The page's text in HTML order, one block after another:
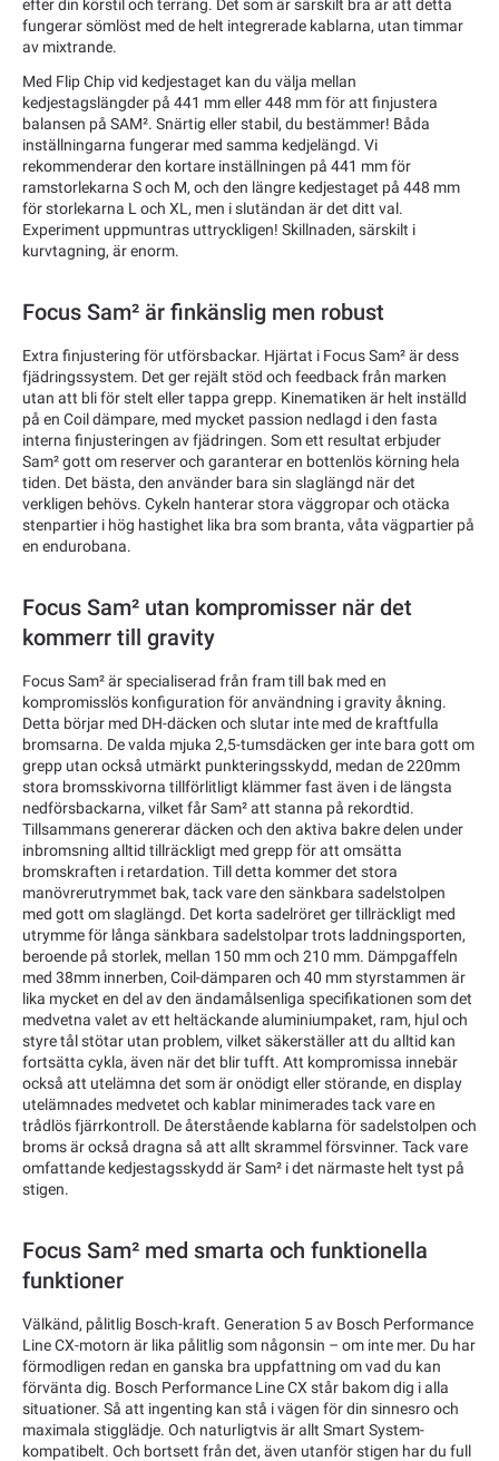
efter din körstil och terräng. Det som är särskilt bra är att detta
fungerar sömlöst med de helt integrerade kablarna, utan timmar
av mixtrande.
Med Flip Chip vid kedjestaget kan du välja mellan
kedjestagslängder på 441 mm eller 448 mm för att finjustera
balansen på SAM². Snärtig eller stabil, du bestämmer! Båda
inställningarna fungerar med samma kedjelängd. Vi
rekommenderar den kortare inställningen på 441 mm för
ramstorlekarna S och M, och den längre kedjestaget på 448 mm
för storlekarna L och XL, men i slutändan är det ditt val.
Experiment uppmuntras uttryckligen! Skillnaden, särskilt i
kurvtagning, är enorm.
Focus Sam² är finkänslig men robust
Extra finjustering för utförsbackar. Hjärtat i Focus Sam² är dess
fjädringssystem. Det ger rejält stöd och feedback från marken
utan att bli för stelt eller tappa grepp. Kinematiken är helt inställd
på en Coil dämpare, med mycket passion nedlagd i den fasta
interna finjusteringen av fjädringen. Som ett resultat erbjuder
Sam² gott om reserver och garanterar en bottenlös körning hela
tiden. Det bästa, den använder bara sin slaglängd när det
verkligen behövs. Cykeln hanterar stora väggropar och otäcka
stenpartier i hög hastighet lika bra som branta, våta vägpartier på
en endurobana.
Focus Sam² utan kompromisser när det
kommerr till gravity
Focus Sam² är specialiserad från fram till bak med en
kompromisslös konfiguration för användning i gravity åkning.
Detta börjar med DH-däcken och slutar inte med de kraftfulla
bromsarna. De valda mjuka 2,5-tumsdäcken ger inte bara gott om
grepp utan också utmärkt punkteringsskydd, medan de 220mm
stora bromsskivorna tillförlitligt klämmer fast även i de längsta
nedförsbackarna, vilket får Sam² att stanna på rekordtid.
Tillsammans genererar däcken och den aktiva bakre delen under
inbromsning alltid tillräckligt med grepp för att omsätta
bromskraften i retardation. Till detta kommer det stora
manövrerutrymmet bak, tack vare den sänkbara sadelstolpen
med gott om slaglängd. Det korta sadelröret ger tillräckligt med
utrymme för långa sänkbara sadelstolpar trots laddningsporten,
beroende på storlek, mellan 150 mm och 210 mm. Dämpgaffeln
med 38mm innerben, Coil-dämparen och 40 mm styrstammen är
lika mycket en del av den ändamålsenliga specifikationen som det
medvetna valet av ett heltäckande aluminiumpaket, ram, hjul och
styre tål stötar utan problem, vilket säkerställer att du alltid kan
fortsätta cykla, även när det blir tufft. Att kompromissa innebär
också att utelämna det som är onödigt eller störande, en display
utelämnades medvetet och kablar minimerades tack vare en
trådlös fjärrkontroll. De återstående kablarna för sadelstolpen och
broms är också dragna så att allt skrammel försvinner. Tack vare
omfattande kedjestagsskydd är Sam² i det närmaste helt tyst på
stigen.
Focus Sam² med smarta och funktionella
funktioner
Välkänd, pålitlig Bosch-kraft. Generation 5 av Bosch Performance
Line CX-motorn är lika pålitlig som någonsin – om inte mer. Du har
förmodligen redan en ganska bra uppfattning om vad du kan
förvänta dig. Bosch Performance Line CX står bakom dig i alla
situationer. Så att ingenting kan stå i vägen för din sinnesro och
maximala stigglädje. Och naturligtvis är allt Smart System-
kompatibelt. Och bortsett från det, även utanför stigen har du full